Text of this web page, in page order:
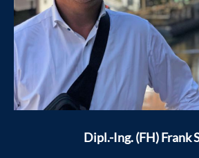
Dipl.-Ing. (FH) Frank